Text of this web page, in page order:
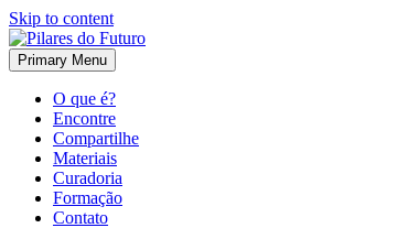
Skip to content
Primary Menu
O que é?
Encontre
Compartilhe
Materiais
Curadoria
Formação
Contato